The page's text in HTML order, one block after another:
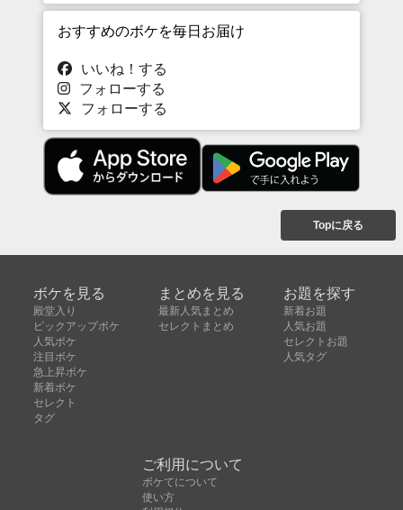
おすすめのボケを毎日お届け
いいね！する
フォローする
フォローする
Topに戻る
ボケを見る
殿堂入り
ピックアップボケ
人気ボケ
注目ボケ
急上昇ボケ
新着ボケ
セレクト
タグ
まとめを見る
最新人気まとめ
セレクトまとめ
お題を探す
新着お題
人気お題
セレクトお題
人気タグ
ご利用について
ボケてについて
使い方